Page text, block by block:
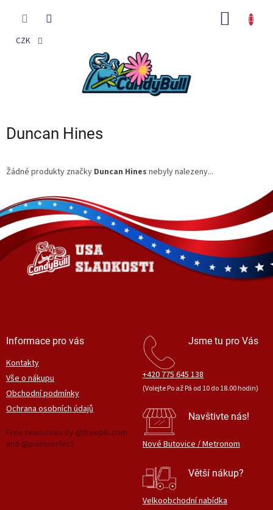
CZK
Duncan Hines
Žádné produkty značky Duncan Hines nebyly nalezeny...
á
p
a
í
Informace pro vás
Kontakty
Vše o nákupu
Obchodní podmínky
Ochrana osobních údajů
Free resources by @freepik.com
and @pixelperfect
Jsme tu pro Vás
+420 775 645 138
(Volejte Po až Pá od 10 do 18.00 hodin)
Navštivte nás!
Nové Butovice / Metronom
Větší nákup?
Velkoobchodní nabídka